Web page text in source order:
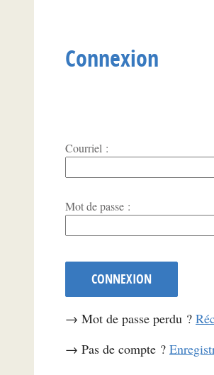
Connexion
Courriel :
Mot de passe :
CONNEXION
→ Mot de passe perdu ?
→ Pas de compte ?